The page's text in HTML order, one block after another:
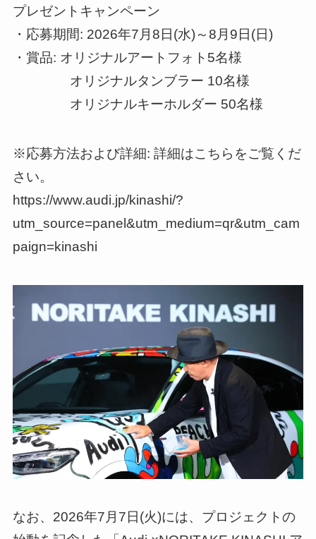
プレゼントキャンペーン
・応募期間: 2026年7月8日(水)～8月9日(日)
・賞品: オリジナルアートフォト5名様
オリジナルタンブラー 10名様
オリジナルキーホルダー 50名様
※応募方法および詳細: 詳細はこちらをご覧くだ
さい。
https://www.audi.jp/kinashi/?
utm_source=panel&utm_medium=qr&utm_cam
paign=kinashi
なお、2026年7月7日(火)には、プロジェクトの